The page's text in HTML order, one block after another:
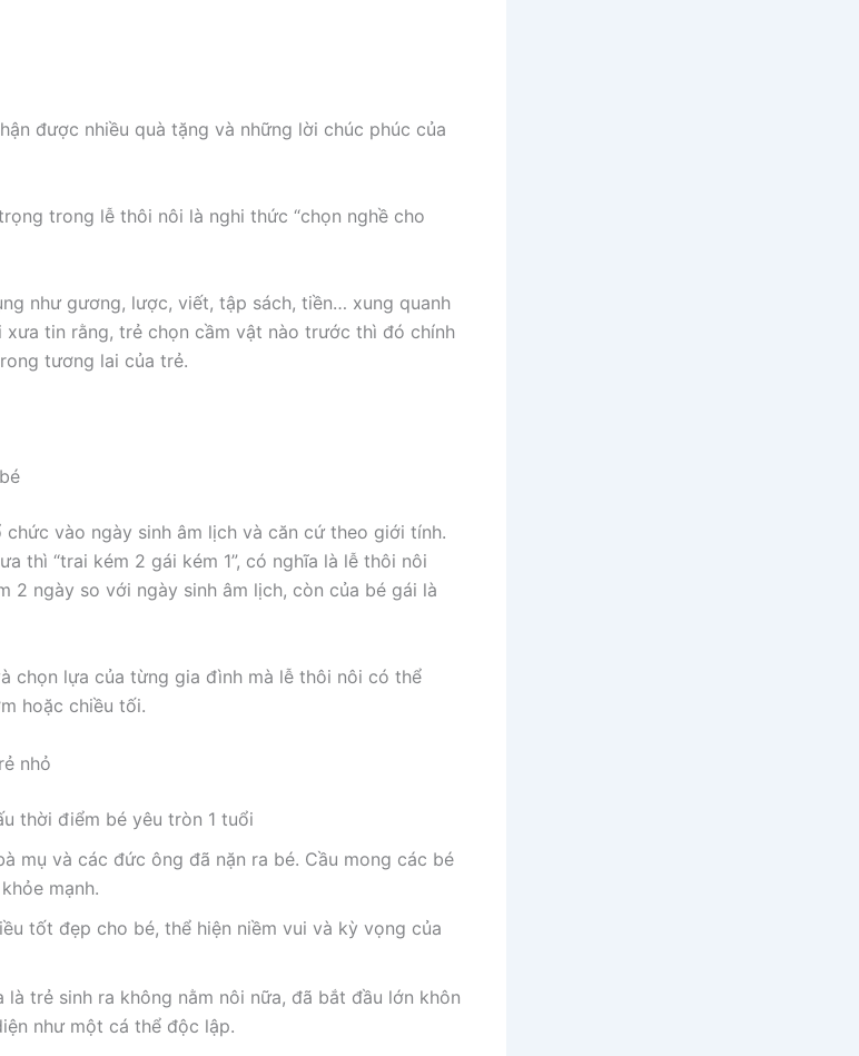
được nhiều quà tặng và những lời chúc phúc của
trong lễ thôi nôi là nghi thức “chọn nghề cho
như gương, lược, viết, tập sách, tiền… xung quanh
tin rằng, trẻ chọn cầm vật nào trước thì đó chính
tương lai của trẻ.
vào ngày sinh âm lịch và căn cứ theo giới tính.
thì “trai kém 2 gái kém 1”, có nghĩa là lễ thôi nôi
2 ngày so với ngày sinh âm lịch, còn của bé gái là
chọn lựa của từng gia đình mà lễ thôi nôi có thể
hoặc chiều tối.
nhỏ
thời điểm bé yêu tròn 1 tuổi
mụ và các đức ông đã nặn ra bé. Cầu mong các bé
mạnh.
tốt đẹp cho bé, thể hiện niềm vui và kỳ vọng của
là trẻ sinh ra không nằm nôi nữa, đã bắt đầu lớn khôn
như một cá thể độc lập.